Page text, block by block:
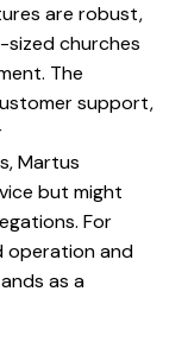
are robust,
sized churches
The
support,
Martus
but might
For
operation and
as a